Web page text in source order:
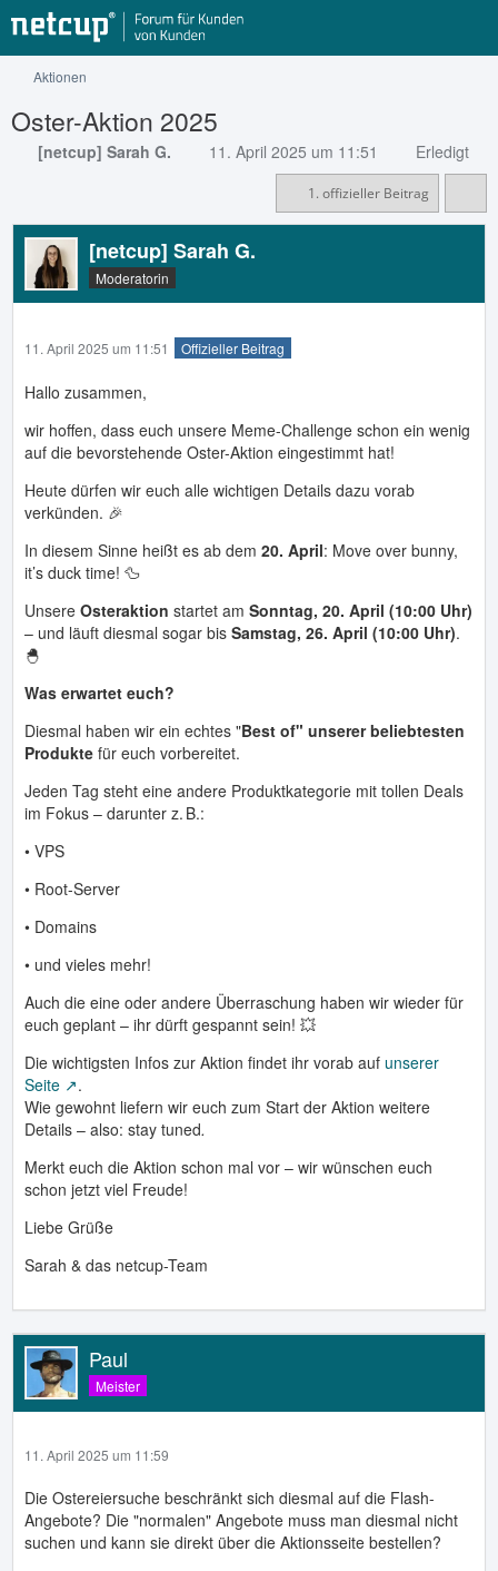
Aktionen
Oster-Aktion 2025
[netcup] Sarah G. 11. April 2025 um 11:51 Erledigt
1. offizieller Beitrag
[netcup] Sarah G.
Moderatorin
11. April 2025 um 11:51 Offizieller Beitrag
Hallo zusammen,
wir hoffen, dass euch unsere Meme-Challenge schon ein wenig
auf die bevorstehende Oster-Aktion eingestimmt hat!
Heute dürfen wir euch alle wichtigen Details dazu vorab
verkünden. 🎉
In diesem Sinne heißt es ab dem 20. April: Move over bunny,
it’s duck time! 🦆
Unsere Osteraktion startet am Sonntag, 20. April (10:00 Uhr)
– und läuft diesmal sogar bis Samstag, 26. April (10:00 Uhr).
🐣
Was erwartet euch?
Diesmal haben wir ein echtes "Best of" unserer beliebtesten
Produkte für euch vorbereitet.
Jeden Tag steht eine andere Produktkategorie mit tollen Deals
im Fokus – darunter z. B.:
• VPS
• Root-Server
• Domains
• und vieles mehr!
Auch die eine oder andere Überraschung haben wir wieder für
euch geplant – ihr dürft gespannt sein! 💥
Die wichtigsten Infos zur Aktion findet ihr vorab auf unserer
Seite
.
Wie gewohnt liefern wir euch zum Start der Aktion weitere
Details – also: stay tuned.
Merkt euch die Aktion schon mal vor – wir wünschen euch
schon jetzt viel Freude!
Liebe Grüße
Sarah & das netcup-Team
Paul
Meister
11. April 2025 um 11:59
Die Ostereiersuche beschränkt sich diesmal auf die Flash-
Angebote? Die "normalen" Angebote muss man diesmal nicht
suchen und kann sie direkt über die Aktionsseite bestellen?